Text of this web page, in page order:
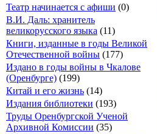
Театр начинается с афиши (0)
В.И. Даль: хранитель
великорусского языка (11)
Книги, изданные в годы Великой
Отечественной войны (177)
Издано в годы войны в Чкалове
(Оренбурге) (199)
Китай и его жизнь (14)
Издания библиотеки (193)
Труды Оренбургской Ученой
Архивной Комиссии (35)